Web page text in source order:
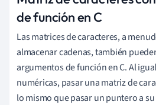
de función en C
Las matrices de caracteres, a
almacenar cadenas, también
argumentos de función en C. Al
numéricas, pasar una matriz de
lo mismo que pasar un puntero a